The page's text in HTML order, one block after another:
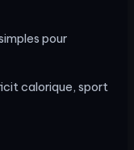
pour
calorique, sport